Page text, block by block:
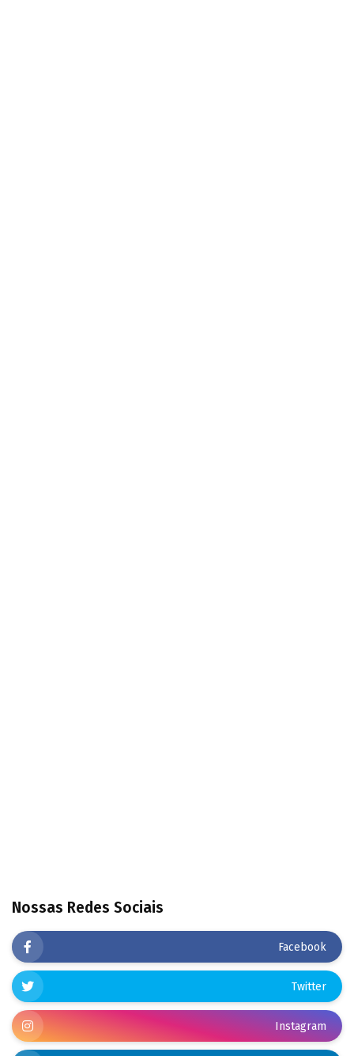
Nossas Redes Sociais
Facebook
Twitter
Instagram